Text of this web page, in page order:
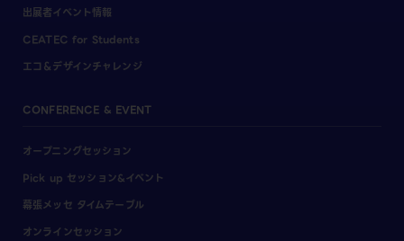
出展者イベント情報
CEATEC for Students
エコ＆デザインチャレンジ
CONFERENCE & EVENT
オープニングセッション
Pick up セッション&イベント
幕張メッセ タイムテーブル
オンラインセッション